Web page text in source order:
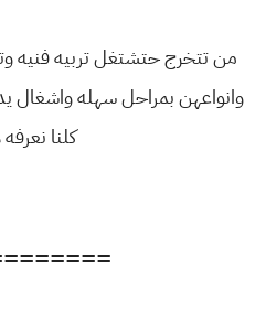
من تتخرج حتشتغل تربيه فنيه
وانواعهن بمراحل سهله واشغال
كلنا